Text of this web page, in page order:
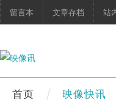
留言本 文章存档 站
首页 映像快讯